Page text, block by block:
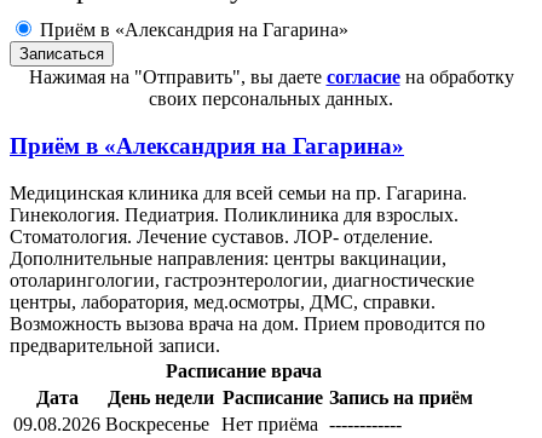
Приём в «Александрия на Гагарина»
Нажимая на "Отправить", вы даете согласиена обработку
своих персональных данных.
Приём в «Александрия на Гагарина»
Медицинская клиника для всей семьи на пр. Гагарина.
Гинекология. Педиатрия. Поликлиника для взрослых.
Стоматология. Лечение суставов. ЛОР- отделение.
Дополнительные направления: центры вакцинации,
отоларингологии, гастроэнтерологии, диагностические
центры, лаборатория, мед.осмотры, ДМС, справки.
Возможность вызова врача на дом. Прием проводится по
предварительной записи.
Расписание врача
Дата
День недели Расписание Запись на приём
09.08.2026 Воскресенье Нет приёма ------------